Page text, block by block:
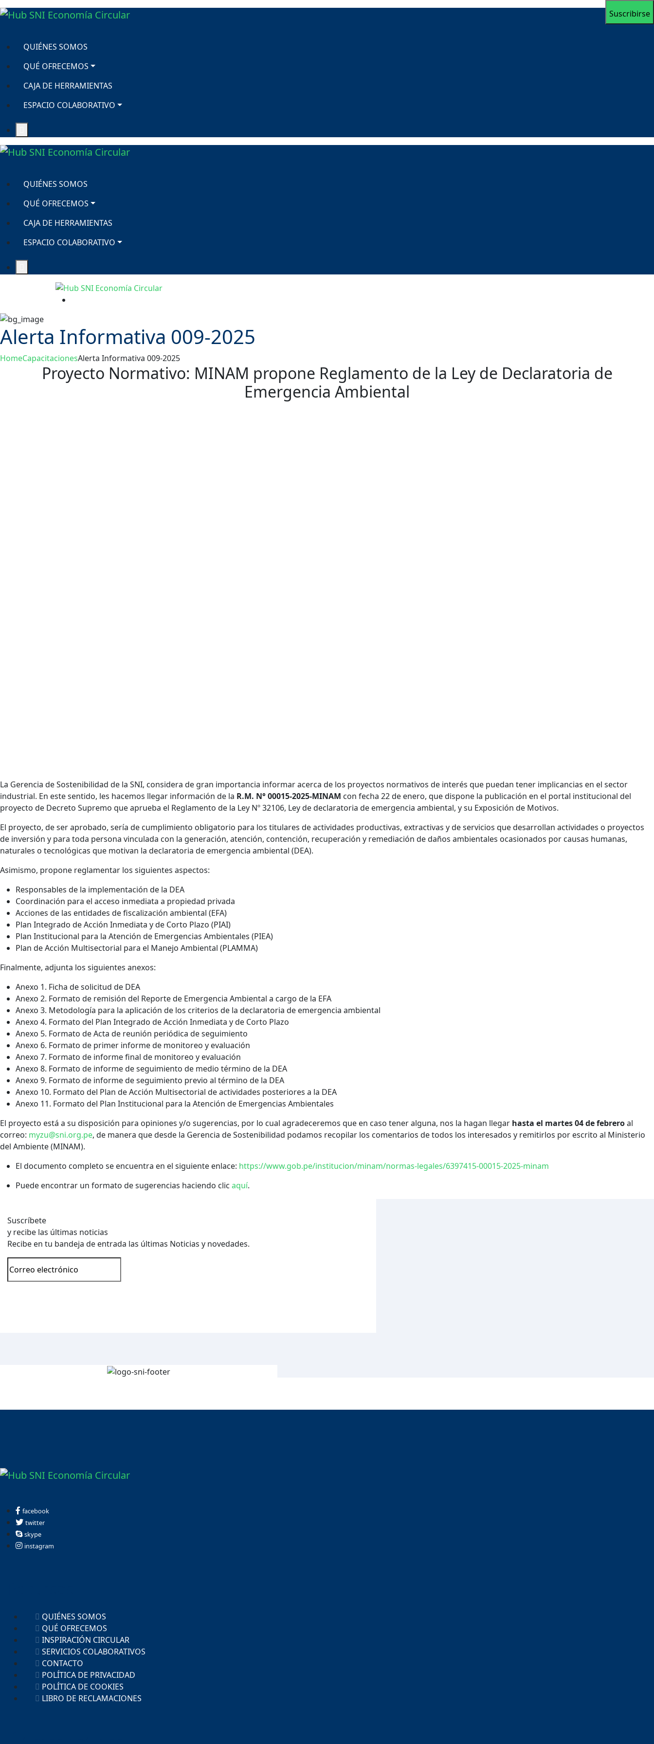
QUIÉNES SOMOS
QUÉ OFRECEMOS
CAJA DE HERRAMIENTAS
ESPACIO COLABORATIVO
QUIÉNES SOMOS
QUÉ OFRECEMOS
CAJA DE HERRAMIENTAS
ESPACIO COLABORATIVO
Alerta Informativa 009-2025
HomeCapacitacionesAlerta Informativa 009-2025
Proyecto Normativo: MINAM propone Reglamento de la Ley de Declaratoria de
Emergencia Ambiental
La Gerencia de Sostenibilidad de la SNI, considera de gran importancia informar acerca de los proyectos normativos de interés que puedan tener implicancias en el sector
industrial. En este sentido, les hacemos llegar información de la R.M. N° 00015-2025-MINAM con fecha 22 de enero, que dispone la publicación en el portal institucional del
proyecto de Decreto Supremo que aprueba el Reglamento de la Ley Nº 32106, Ley de declaratoria de emergencia ambiental, y su Exposición de Motivos.
El proyecto, de ser aprobado, sería de cumplimiento obligatorio para los titulares de actividades productivas, extractivas y de servicios que desarrollan actividades o proyectos
de inversión y para toda persona vinculada con la generación, atención, contención, recuperación y remediación de daños ambientales ocasionados por causas humanas,
naturales o tecnológicas que motivan la declaratoria de emergencia ambiental (DEA).
Asimismo, propone reglamentar los siguientes aspectos:
Responsables de la implementación de la DEA
Coordinación para el acceso inmediata a propiedad privada
Acciones de las entidades de fiscalización ambiental (EFA)
Plan Integrado de Acción Inmediata y de Corto Plazo (PIAI)
Plan Institucional para la Atención de Emergencias Ambientales (PIEA)
Plan de Acción Multisectorial para el Manejo Ambiental (PLAMMA)
Finalmente, adjunta los siguientes anexos:
Anexo 1. Ficha de solicitud de DEA
Anexo 2. Formato de remisión del Reporte de Emergencia Ambiental a cargo de la EFA
Anexo 3. Metodología para la aplicación de los criterios de la declaratoria de emergencia ambiental
Anexo 4. Formato del Plan Integrado de Acción Inmediata y de Corto Plazo
Anexo 5. Formato de Acta de reunión periódica de seguimiento
Anexo 6. Formato de primer informe de monitoreo y evaluación
Anexo 7. Formato de informe final de monitoreo y evaluación
Anexo 8. Formato de informe de seguimiento de medio término de la DEA
Anexo 9. Formato de informe de seguimiento previo al término de la DEA
Anexo 10. Formato del Plan de Acción Multisectorial de actividades posteriores a la DEA
Anexo 11. Formato del Plan Institucional para la Atención de Emergencias Ambientales
El proyecto está a su disposición para opiniones y/o sugerencias, por lo cual agradeceremos que en caso tener alguna, nos la hagan llegar hasta el martes 04 de febreroal
correo: myzu@sni.org.pe, de manera que desde la Gerencia de Sostenibilidad podamos recopilar los comentarios de todos los interesados y remitirlos por escrito al Ministerio
del Ambiente (MINAM).
El documento completo se encuentra en el siguiente enlace: https://www.gob.pe/institucion/minam/normas-legales/6397415-00015-2025-minam
Puede encontrar un formato de sugerencias haciendo clic aquí.
Suscríbete
y recibe las últimas noticias
Recibe en tu bandeja de entrada las últimas Noticias y novedades.
facebook
twitter
skype
instagram
QUIÉNES SOMOS
QUÉ OFRECEMOS
INSPIRACIÓN CIRCULAR
SERVICIOS COLABORATIVOS
CONTACTO
POLÍTICA DE PRIVACIDAD
POLÍTICA DE COOKIES
LIBRO DE RECLAMACIONES